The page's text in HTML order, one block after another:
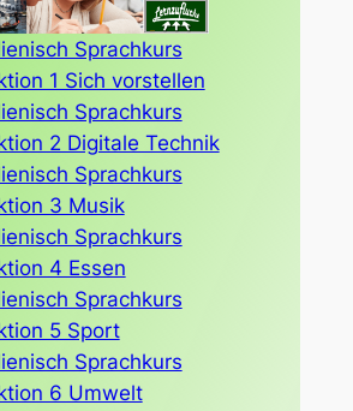
Sprachkurs
1 Sich vorstellen
Sprachkurs
2 Digitale Technik
Sprachkurs
3 Musik
Sprachkurs
4 Essen
Sprachkurs
5 Sport
Sprachkurs
6 Umwelt